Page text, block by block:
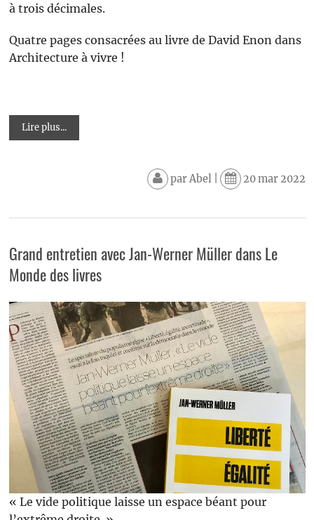
à trois décimales.
Quatre pages consacrées au livre de David Enon dans
Architecture à vivre !
Lire plus...
parAbel| 20 mar 2022
Grand entretien avec Jan-Werner Müller dans Le
Monde des livres
« Le vide politique laisse un espace béant pour